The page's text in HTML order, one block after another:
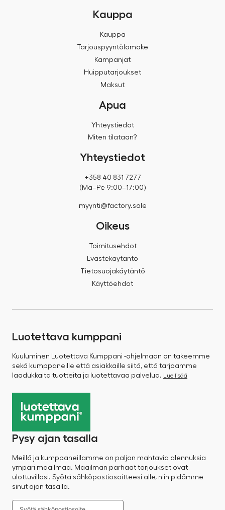
Kauppa
Kauppa
Tarjouspyyntölomake
Kampanjat
Huipputarjoukset
Maksut
Apua
Yhteystiedot
Miten tilataan?
Yhteystiedot
+358 40 831 7277
(Ma–Pe 9:00–17:00)
myynti@factory.sale
Oikeus
Toimitusehdot
Evästekäytäntö
Tietosuojakäytäntö
Käyttöehdot
Luotettava kumppani
Kuuluminen Luotettava Kumppani -ohjelmaan on takeemme
sekä kumppaneille että asiakkaille siitä, että tarjoamme
laadukkaita tuotteita ja luotettavaa palvelua. Lue lisää
Pysy ajan tasalla
Meillä ja kumppaneillamme on paljon mahtavia alennuksia
ympäri maailmaa. Maailman parhaat tarjoukset ovat
ulottuvillasi. Syötä sähköpostiosoitteesi alle, niin pidämme
sinut ajan tasalla.